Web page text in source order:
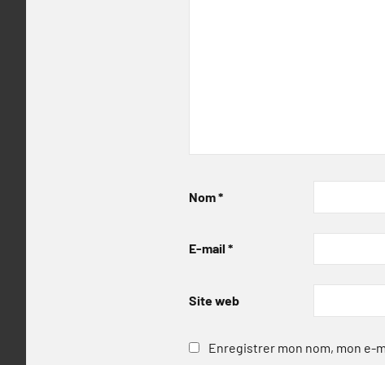
Nom*
E-mail *
Site web
Enregistrer mon nom, mon e-